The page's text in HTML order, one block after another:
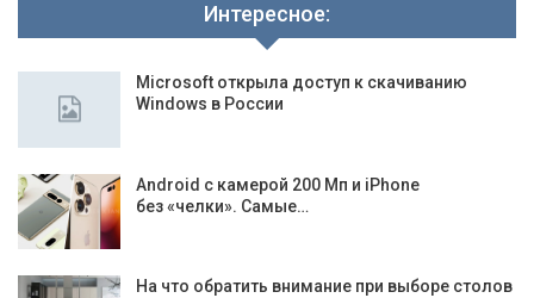
Интересное:
Microsoft открыла доступ к скачиванию
Windows в России
Android с камерой 200 Мп и iPhone
без «челки». Самые…
На что обратить внимание при выборе столов